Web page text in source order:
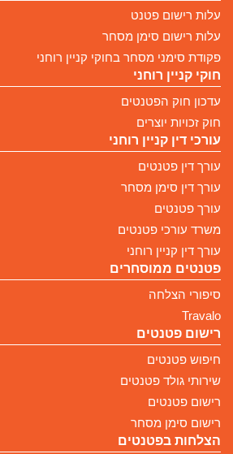
עלות רישום פטנט
עלות רישום סימן מסחר
פקודת סימני מסחר בחוקי קניין רוחני
חוקי קניין רוחני
עדכון חוק הפטנטים
חוק זכויות יוצרים
עורכי דין קניין רוחני
עורך דין פטנטים
עורך דין סימן מסחר
עורך פטנטים
משרד עורכי פטנטים
עורך דין קניין רוחני
פטנטים ממוסחרים
סיפורי הצלחה
Travalo
רישום פטנטים
חיפוש פטנטים
שירותי גולד פטנטים
רישום פטנטים
רישום סימן מסחר
הצלחות בפטנטים